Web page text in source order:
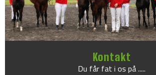
Kontakt
Du får fat i os på .....